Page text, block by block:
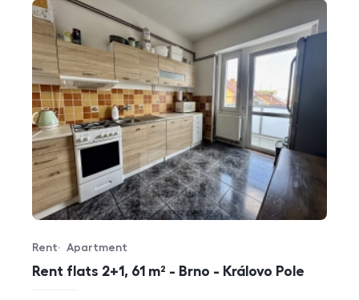
Rent flats 2+1, 61 m² - Brno - Královo Pole
Offer type
Rent
Property type
Apartment